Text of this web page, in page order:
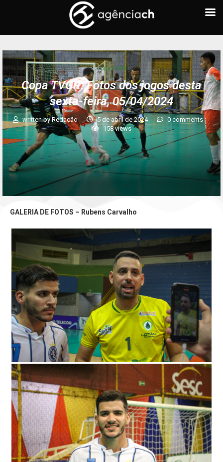
Copa TVGR
Copa TVGR: Fotos dos jogos desta
sexta-feira, 05/04/2024
written byRedação 5 de abril de 2024
0 comments
158views
GALERIA DE FOTOS – Rubens Carvalho